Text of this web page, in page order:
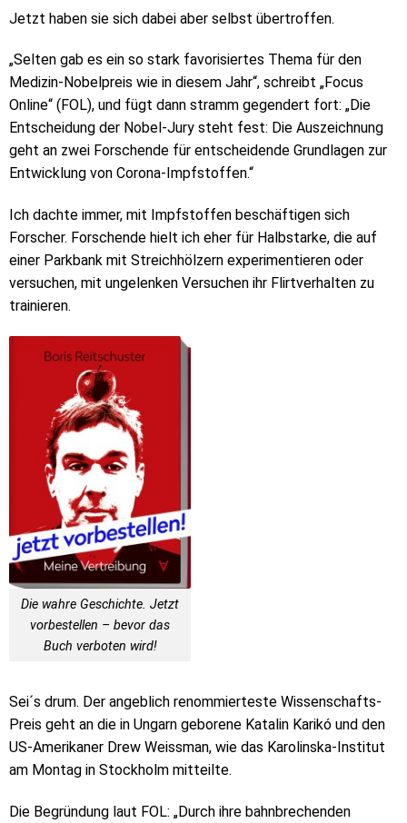
Jetzt haben sie sich dabei aber selbst übertroffen.
„Selten gab es ein so stark favorisiertes Thema für den
Medizin-Nobelpreis wie in diesem Jahr“, schreibt „Focus
Online“ (FOL), und fügt dann stramm gegendert fort: „Die
Entscheidung der Nobel-Jury steht fest: Die Auszeichnung
geht an zwei Forschende für entscheidende Grundlagen zur
Entwicklung von Corona-Impfstoffen.“
Ich dachte immer, mit Impfstoffen beschäftigen sich
Forscher. Forschende hielt ich eher für Halbstarke, die auf
einer Parkbank mit Streichhölzern experimentieren oder
versuchen, mit ungelenken Versuchen ihr Flirtverhalten zu
trainieren.
Die wahre Geschichte. Jetzt
vorbestellen – bevor das
Buch verboten wird!
Sei´s drum. Der angeblich renommierteste Wissenschafts-
Preis geht an die in Ungarn geborene Katalin Karikó und den
US-Amerikaner Drew Weissman, wie das Karolinska-Institut
am Montag in Stockholm mitteilte.
Die Begründung laut FOL: „Durch ihre bahnbrechenden